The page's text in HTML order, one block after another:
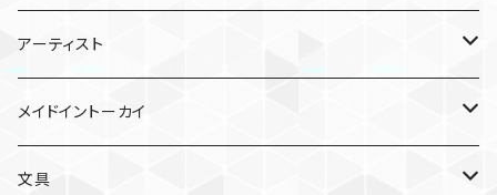
雑貨
ガチャガチャ
入浴料
食品
ラーメン
文具
アーティスト
村田夏佳
入浴料
NAMIKO
メイドイントーカイ
愛知
文具